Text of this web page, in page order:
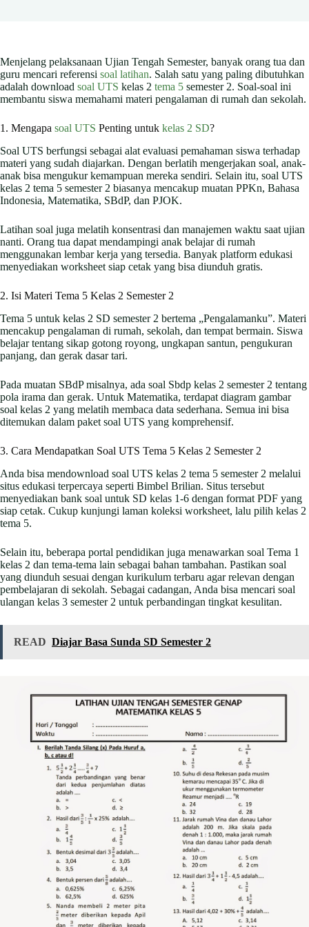
Menjelang pelaksanaan Ujian Tengah Semester, banyak orang tua dan
guru mencari referensi soal latihan. Salah satu yang paling dibutuhkan
adalah download soal UTS kelas 2 tema 5 semester 2. Soal-soal ini
membantu siswa memahami materi pengalaman di rumah dan sekolah.
1. Mengapa soal UTS Penting untuk kelas 2 SD?
Soal UTS berfungsi sebagai alat evaluasi pemahaman siswa terhadap
materi yang sudah diajarkan. Dengan berlatih mengerjakan soal, anak-
anak bisa mengukur kemampuan mereka sendiri. Selain itu, soal UTS
kelas 2 tema 5 semester 2 biasanya mencakup muatan PPKn, Bahasa
Indonesia, Matematika, SBdP, dan PJOK.
Latihan soal juga melatih konsentrasi dan manajemen waktu saat ujian
nanti. Orang tua dapat mendampingi anak belajar di rumah
menggunakan lembar kerja yang tersedia. Banyak platform edukasi
menyediakan worksheet siap cetak yang bisa diunduh gratis.
2. Isi Materi Tema 5 Kelas 2 Semester 2
Tema 5 untuk kelas 2 SD semester 2 bertema „Pengalamanku”. Materi
mencakup pengalaman di rumah, sekolah, dan tempat bermain. Siswa
belajar tentang sikap gotong royong, ungkapan santun, pengukuran
panjang, dan gerak dasar tari.
Pada muatan SBdP misalnya, ada soal Sbdp kelas 2 semester 2 tentang
pola irama dan gerak. Untuk Matematika, terdapat diagram gambar
soal kelas 2 yang melatih membaca data sederhana. Semua ini bisa
ditemukan dalam paket soal UTS yang komprehensif.
3. Cara Mendapatkan Soal UTS Tema 5 Kelas 2 Semester 2
Anda bisa mendownload soal UTS kelas 2 tema 5 semester 2 melalui
situs edukasi terpercaya seperti Bimbel Brilian. Situs tersebut
menyediakan bank soal untuk SD kelas 1-6 dengan format PDF yang
siap cetak. Cukup kunjungi laman koleksi worksheet, lalu pilih kelas 2
tema 5.
Selain itu, beberapa portal pendidikan juga menawarkan soal Tema 1
kelas 2 dan tema-tema lain sebagai bahan tambahan. Pastikan soal
yang diunduh sesuai dengan kurikulum terbaru agar relevan dengan
pembelajaran di sekolah. Sebagai cadangan, Anda bisa mencari soal
ulangan kelas 3 semester 2 untuk perbandingan tingkat kesulitan.
READ Diajar Basa Sunda SD Semester 2